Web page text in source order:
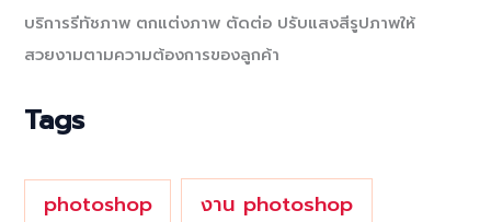
บริการรีทัชภาพ ตกแต่งภาพ ตัดต่อ ปรับแสงสีรูปภาพให้
สวยงามตามความต้องการของลูกค้า
Tags
photoshop งาน photoshop